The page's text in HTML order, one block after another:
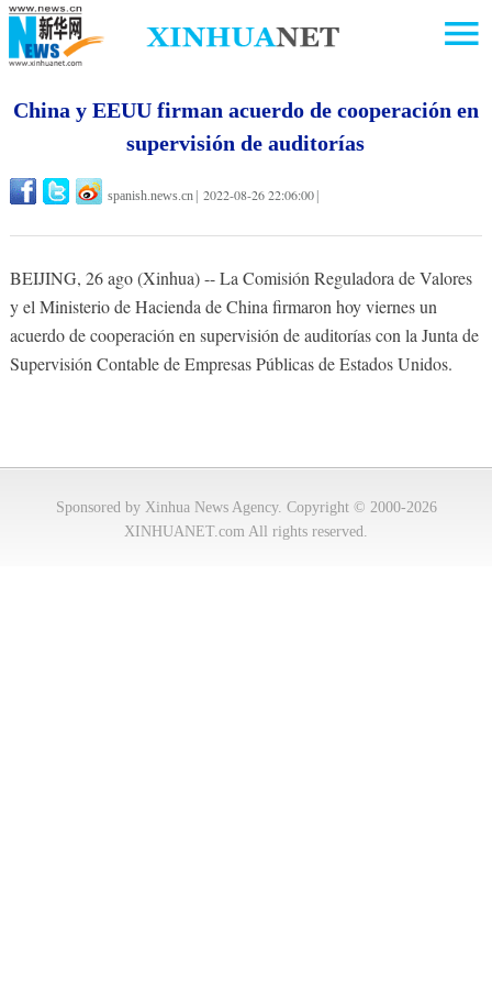
China y EEUU firman acuerdo de cooperación en
supervisión de auditorías
spanish.news.cn 2022-08-26 22:06:00
BEIJING, 26 ago (Xinhua) -- La Comisión Reguladora de Valores
y el Ministerio de Hacienda de China firmaron hoy viernes un
acuerdo de cooperación en supervisión de auditorías con la Junta de
Supervisión Contable de Empresas Públicas de Estados Unidos.
Sponsored by Xinhua News Agency. Copyright © 2000-2026
XINHUANET.com All rights reserved.